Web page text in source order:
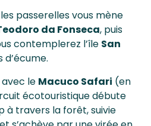
passerelles vous mène
da Fonseca, puis
contemplerez l’île San
avec le Macuco Safari (en
écotouristique débute
à travers la forêt, suivie